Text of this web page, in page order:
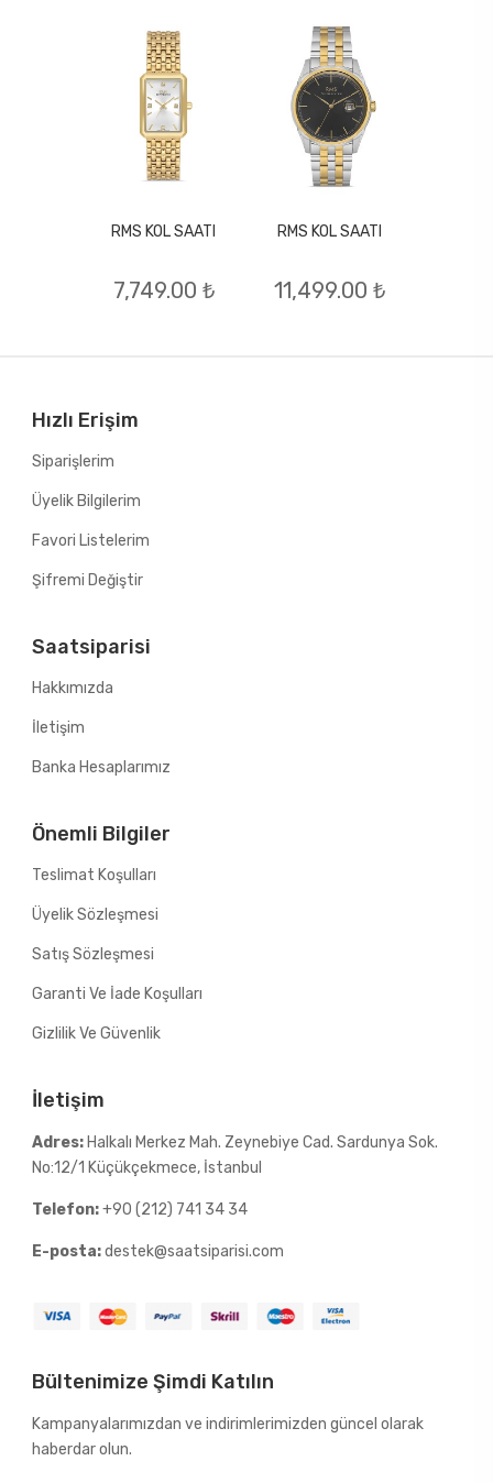
RMS KOL SAATI
7,749.00 ₺
RMS KOL SAATI
11,499.00 ₺
Hızlı Erişim
Siparişlerim
Üyelik Bilgilerim
Favori Listelerim
Şifremi Değiştir
Saatsiparisi
Hakkımızda
İletişim
Banka Hesaplarımız
Önemli Bilgiler
Teslimat Koşulları
Üyelik Sözleşmesi
Satış Sözleşmesi
Garanti Ve İade Koşulları
Gizlilik Ve Güvenlik
İletişim
Adres: Halkalı Merkez Mah. Zeynebiye Cad. Sardunya Sok.
No:12/1 Küçükçekmece, İstanbul
Telefon:+90 (212) 741 34 34
E-posta:destek@saatsiparisi.com
Bültenimize Şimdi Katılın
Kampanyalarımızdan ve indirimlerimizden güncel olarak
haberdar olun.